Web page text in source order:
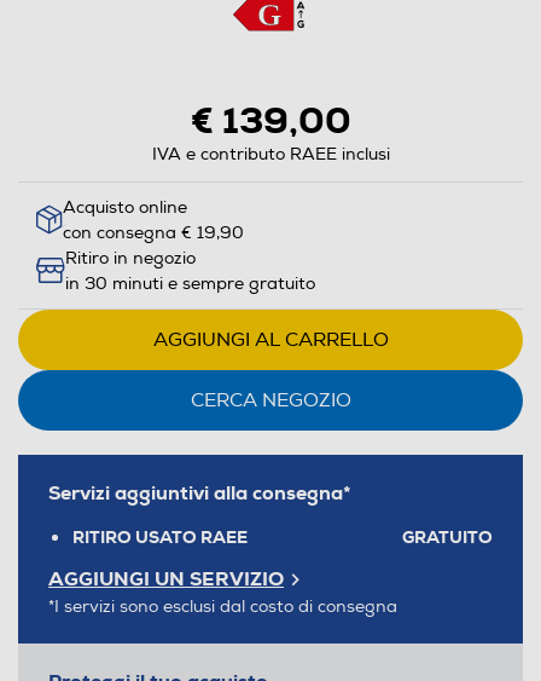
€ 139,00
IVA e contributo RAEE inclusi
Acquisto online
con consegna € 19,90
Ritiro in negozio
in 30 minuti e sempre gratuito
AGGIUNGI AL CARRELLO
CERCA NEGOZIO
Servizi aggiuntivi alla consegna*
RITIRO USATO RAEE GRATUITO
AGGIUNGI UN SERVIZIO
*I servizi sono esclusi dal costo di consegna